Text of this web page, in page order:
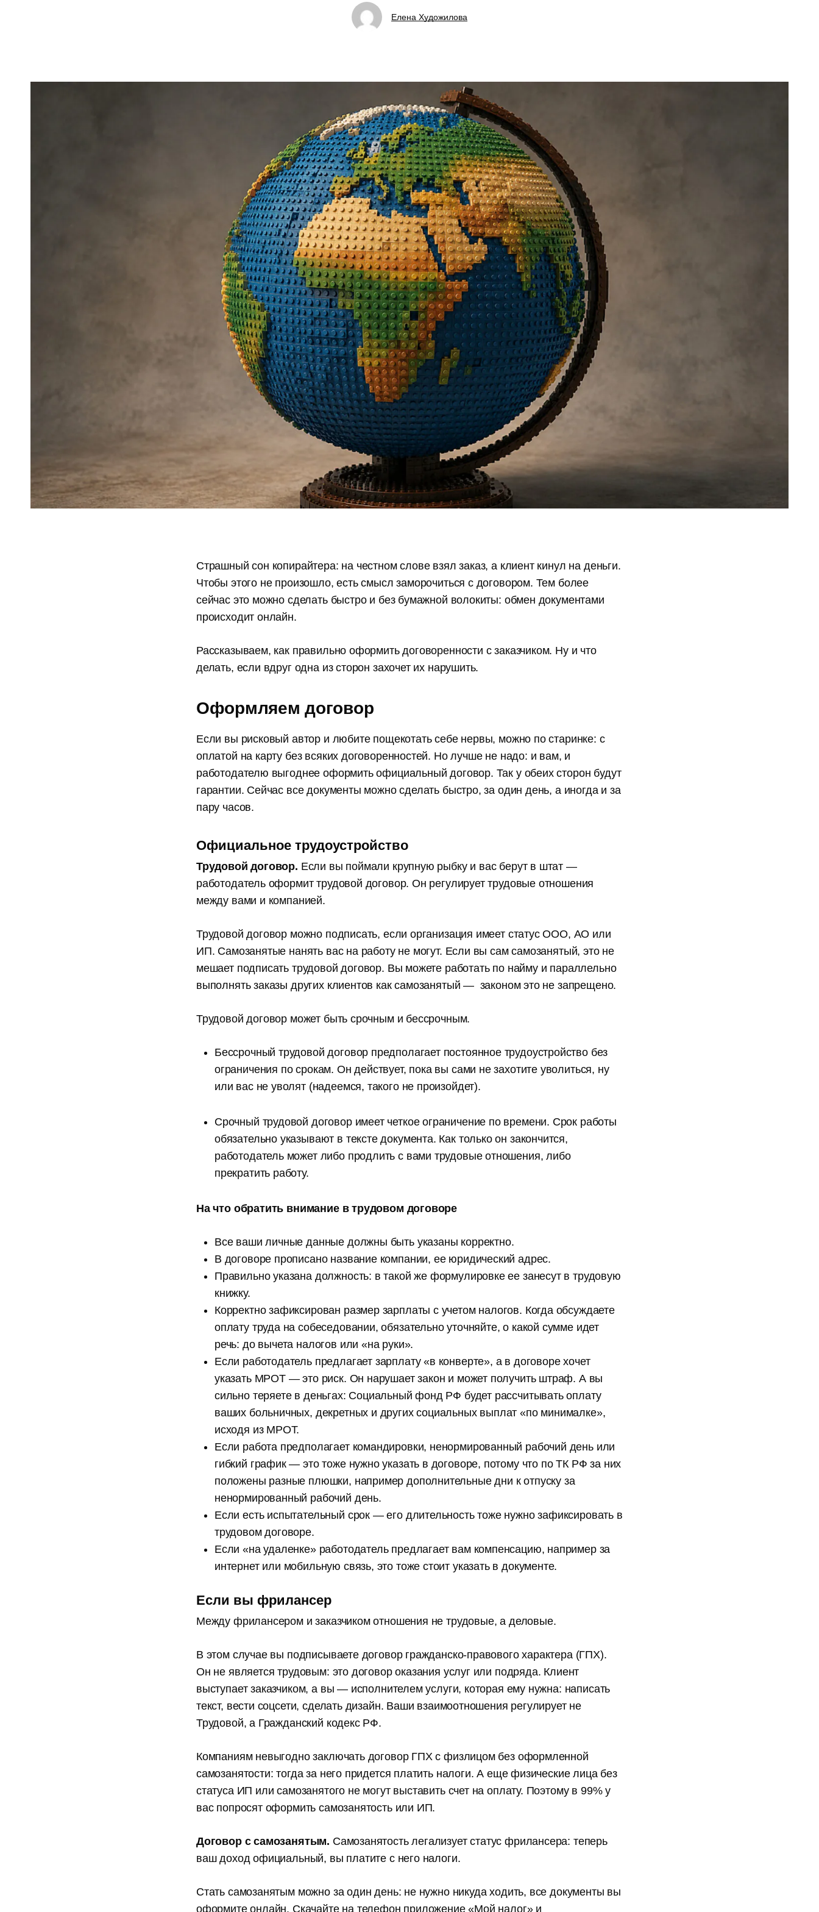
Елена Художилова
Страшный сон копирайтера: на честном слове взял заказ, а клиент кинул на деньги.
Чтобы этого не произошло, есть смысл заморочиться с договором. Тем более
сейчас это можно сделать быстро и без бумажной волокиты: обмен документами
происходит онлайн.
Рассказываем, как правильно оформить договоренности с заказчиком. Ну и что
делать, если вдруг одна из сторон захочет их нарушить.
Оформляем договор
Если вы рисковый автор и любите пощекотать себе нервы, можно по старинке: с
оплатой на карту без всяких договоренностей. Но лучше не надо: и вам, и
работодателю выгоднее оформить официальный договор. Так у обеих сторон будут
гарантии. Сейчас все документы можно сделать быстро, за один день, а иногда и за
пару часов.
Официальное трудоустройство
Трудовой договор. Если вы поймали крупную рыбку и вас берут в штат —
работодатель оформит трудовой договор. Он регулирует трудовые отношения
между вами и компанией.
Трудовой договор можно подписать, если организация имеет статус ООО, АО или
ИП. Самозанятые нанять вас на работу не могут. Если вы сам самозанятый, это не
мешает подписать трудовой договор. Вы можете работать по найму и параллельно
выполнять заказы других клиентов как самозанятый — законом это не запрещено.
Трудовой договор может быть срочным и бессрочным.
Бессрочный трудовой договор предполагает постоянное трудоустройство без
ограничения по срокам. Он действует, пока вы сами не захотите уволиться, ну
или вас не уволят (надеемся, такого не произойдет).
Срочный трудовой договор имеет четкое ограничение по времени. Срок работы
обязательно указывают в тексте документа. Как только он закончится,
работодатель может либо продлить с вами трудовые отношения, либо
прекратить работу.
На что обратить внимание в трудовом договоре
Все ваши личные данные должны быть указаны корректно.
В договоре прописано название компании, ее юридический адрес.
Правильно указана должность: в такой же формулировке ее занесут в трудовую
книжку.
Корректно зафиксирован размер зарплаты с учетом налогов. Когда обсуждаете
оплату труда на собеседовании, обязательно уточняйте, о какой сумме идет
речь: до вычета налогов или «на руки».
Если работодатель предлагает зарплату «в конверте», а в договоре хочет
указать МРОТ — это риск. Он нарушает закон и может получить штраф. А вы
сильно теряете в деньгах: Социальный фонд РФ будет рассчитывать оплату
ваших больничных, декретных и других социальных выплат «по минималке»,
исходя из МРОТ.
Если работа предполагает командировки, ненормированный рабочий день или
гибкий график — это тоже нужно указать в договоре, потому что по ТК РФ за них
положены разные плюшки, например дополнительные дни к отпуску за
ненормированный рабочий день.
Если есть испытательный срок — его длительность тоже нужно зафиксировать в
трудовом договоре.
Если «на удаленке» работодатель предлагает вам компенсацию, например за
интернет или мобильную связь, это тоже стоит указать в документе.
Если вы фрилансер
Между фрилансером и заказчиком отношения не трудовые, а деловые.
В этом случае вы подписываете договор гражданско-правового характера (ГПХ).
Он не является трудовым: это договор оказания услуг или подряда. Клиент
выступает заказчиком, а вы — исполнителем услуги, которая ему нужна: написать
текст, вести соцсети, сделать дизайн. Ваши взаимоотношения регулирует не
Трудовой, а Гражданский кодекс РФ.
Компаниям невыгодно заключать договор ГПХ с физлицом без оформленной
самозанятости: тогда за него придется платить налоги. А еще физические лица без
статуса ИП или самозанятого не могут выставить счет на оплату. Поэтому в 99% у
вас попросят оформить самозанятость или ИП.
Договор с самозанятым. Самозанятость легализует статус фрилансера: теперь
ваш доход официальный, вы платите с него налоги.
Стать самозанятым можно за один день: не нужно никуда ходить, все документы вы
оформите онлайн. Скачайте на телефон приложение «Мой налог» и
Канал для копирайтеров
и редакторов
которые мы нажили за 8 лет работы